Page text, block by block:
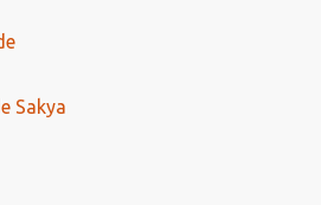
Sakya